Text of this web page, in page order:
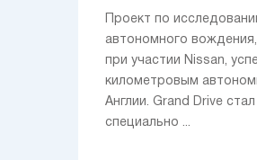
Проект по
автономного
при участии Nissan,
километровым
Англии. Grand Drive
специально ...